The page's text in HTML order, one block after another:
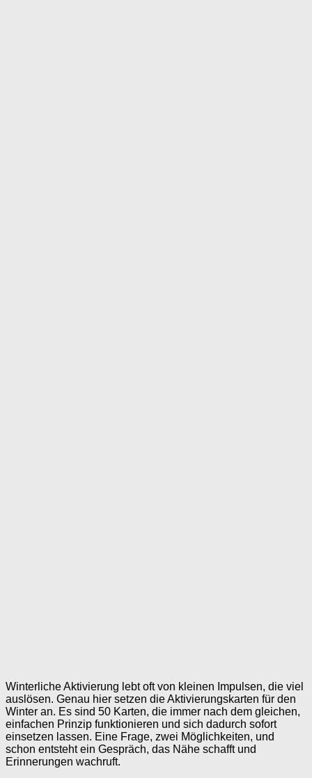
Winterliche Aktivierung lebt oft von kleinen Impulsen, die viel
auslösen. Genau hier setzen die Aktivierungskarten für den
Winter an. Es sind 50 Karten, die immer nach dem gleichen,
einfachen Prinzip funktionieren und sich dadurch sofort
einsetzen lassen. Eine Frage, zwei Möglichkeiten, und
schon entsteht ein Gespräch, das Nähe schafft und
Erinnerungen wachruft.